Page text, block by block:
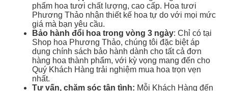
phẩm hoa tươi chất lượng, cao cấp. Hoa tươi
Phương Thảo nhận thiết kế hoa tự do với mọi mức
giá mà bạn yêu cầu.
Bảo hành đổi hoa trong vòng 3 ngày: Chỉ có tại
Shop hoa Phương Thảo, chúng tôi đặc biệt áp
dụng chính sách bảo hành dành cho tất cả đơn
hàng hoa thành phẩm, với kỳ vọng mang đến cho
Quý Khách Hàng trải nghiệm mua hoa trọn vẹn
nhất.
Tư vấn, chăm sóc tận tình: Mỗi Khách Hàng đến